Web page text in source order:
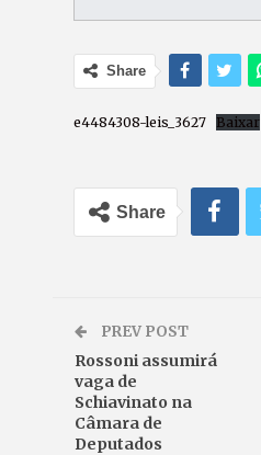
Share
e4484308-leis_3627 Baixar
Share
PREV POST
Rossoni assumirá
vaga de
Schiavinato na
Câmara de
Deputados